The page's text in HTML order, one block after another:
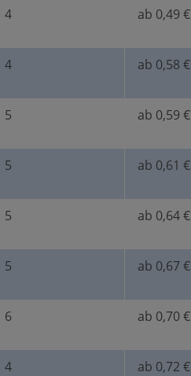
4 ab 0,49 €
4 ab 0,58 €
5 ab 0,59 €
5 ab 0,61 €
5 ab 0,64 €
5 ab 0,67 €
6 ab 0,70 €
4 ab 0,72 €